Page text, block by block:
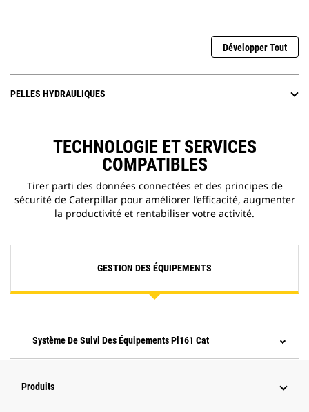
Développer Tout
PELLES HYDRAULIQUES
TECHNOLOGIE ET SERVICES
COMPATIBLES
Tirer parti des données connectées et des principes de
sécurité de Caterpillar pour améliorer l’efficacité, augmenter
la productivité et rentabiliser votre activité.
GESTION DES ÉQUIPEMENTS
Système De Suivi Des Équipements Pl161 Cat
Produits